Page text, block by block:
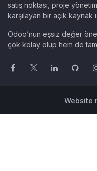
satış noktası, proje
karşılayan bir açık kaynak
Odoo’nun eşsiz değer
çok kolay olup hem de
Website